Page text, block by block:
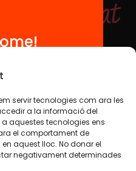
servir tecnologies com ara les
a la informació del
aquestes tecnologies ens
el comportament de
aquest lloc. No donar el
negativament determinades
IN